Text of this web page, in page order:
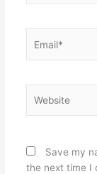
Save my
the next time I